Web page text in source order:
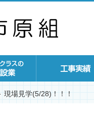
現場見学(5/28)！！！